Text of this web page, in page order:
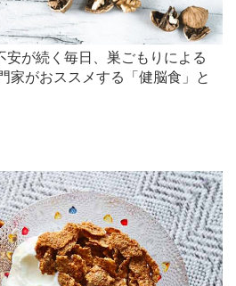
安が続く毎日、巣ごもりによる
家がおススメする「健脳食」と